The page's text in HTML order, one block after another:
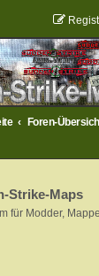
Foren-
Strike-Maps
für Modder,